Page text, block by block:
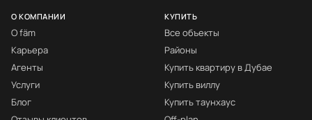
О КОМПАНИИ
О fäm
Карьера
Агенты
Услуги
Блог
КУПИТЬ
Все объекты
Районы
Купить квартиру в Дубае
Купить виллу
Купить таунхаус